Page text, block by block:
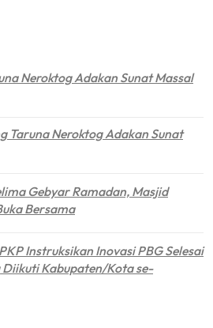
Neroktog Adakan Sunat Massal
Taruna Neroktog Adakan Sunat
Gebyar Ramadan, Masjid
Bersama
Instruksikan Inovasi PBG Selesai
Diikuti Kabupaten/Kota se-